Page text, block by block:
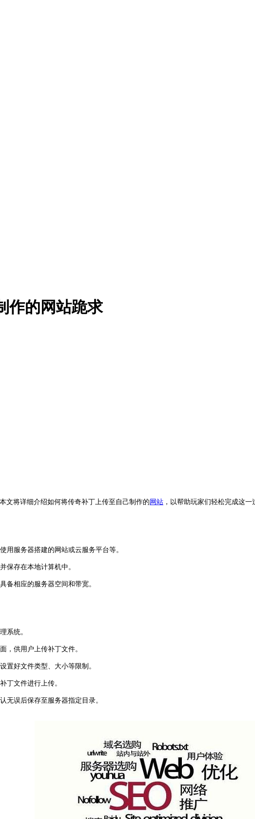
作的网站跪求
将详细介绍如何将传奇补丁上传至自己制作的 网站 ，以帮助玩家们轻松完成这一
用服务器搭建的网站或云服务平台等。
存在本地计算机中。
相应的服务器空间和带宽。
系统。
供用户上传补丁文件。
好文件类型、大小等限制。
文件进行上传。
误后保存至服务器指定目录。